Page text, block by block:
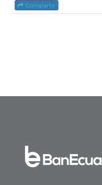
Compartir